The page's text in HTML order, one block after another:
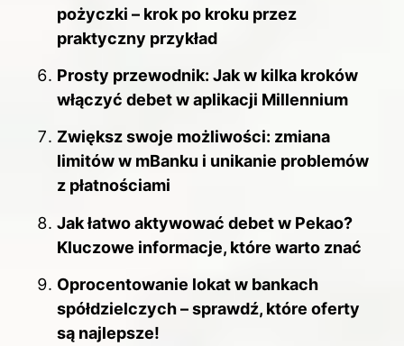
pożyczki – krok po kroku przez
praktyczny przykład
Prosty przewodnik: Jak w kilka kroków
włączyć debet w aplikacji Millennium
Zwiększ swoje możliwości: zmiana
limitów w mBanku i unikanie problemów
z płatnościami
Jak łatwo aktywować debet w Pekao?
Kluczowe informacje, które warto znać
Oprocentowanie lokat w bankach
spółdzielczych – sprawdź, które oferty
są najlepsze!